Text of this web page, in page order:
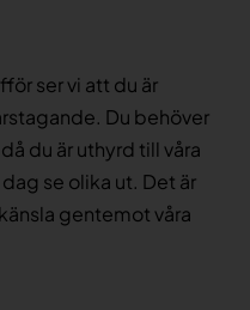
ser vi att du är
Du behöver
du är uthyrd till våra
se olika ut. Det är
gentemot våra